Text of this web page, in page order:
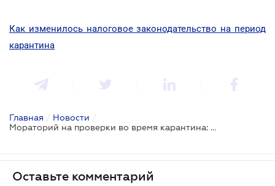
Как изменилось налоговое законодательство на период
карантина
Главная / Новости /
Мораторий на проверки во время карантина: особенности
Оставьте комментарий